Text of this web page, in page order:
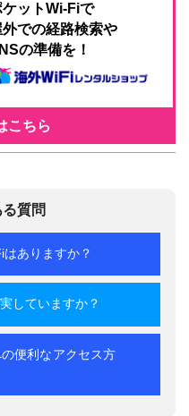
ケットWi-Fiで
外での経路検索や
の準備を！
こちら
質問
ありますか？
していますか？
便利なアクセス方